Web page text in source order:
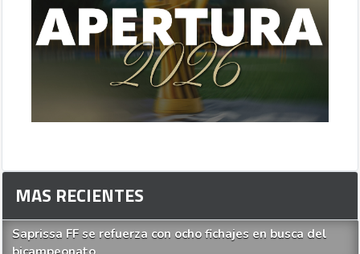
MAS RECIENTES
Saprissa FF se refuerza con ocho fichajes en busca del